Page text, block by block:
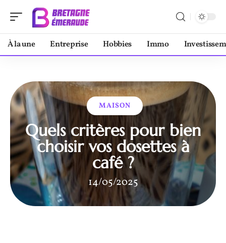
À la une Entreprise Hobbies Immo
MAISON
Quels critères pour bien
choisir vos dosettes à
café ?
14/05/2025